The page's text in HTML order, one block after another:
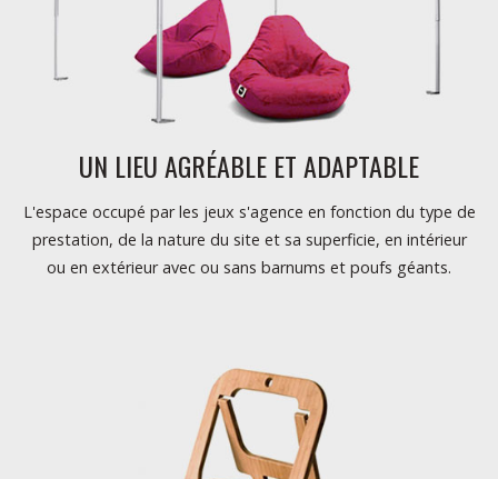
UN LIEU AGRÉABLE ET ADAPTABLE
L'espace occupé par les jeux s'agence en fonction du type de
prestation, de la nature du site et sa superficie, en intérieur
ou en extérieur avec ou sans barnums et poufs géants.